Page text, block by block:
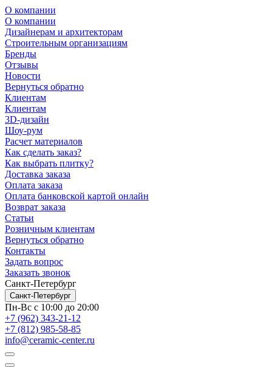
О компании
О компании
Дизайнерам и архитекторам
Строительным организациям
Бренды
Отзывы
Новости
Вернуться обратно
Клиентам
Клиентам
3D-дизайн
Шоу-рум
Расчет материалов
Как сделать заказ?
Как выбрать плитку?
Доставка заказа
Оплата заказа
Оплата банковской картой онлайн
Возврат заказа
Статьи
Розничным клиентам
Вернуться обратно
Контакты
Задать вопрос
Заказать звонок
Санкт-Петербург
Санкт-Петербург
Пн-Вс с 10:00 до 20:00
+7 (962) 343-21-12
+7 (812) 985-58-85
info@ceramic-center.ru